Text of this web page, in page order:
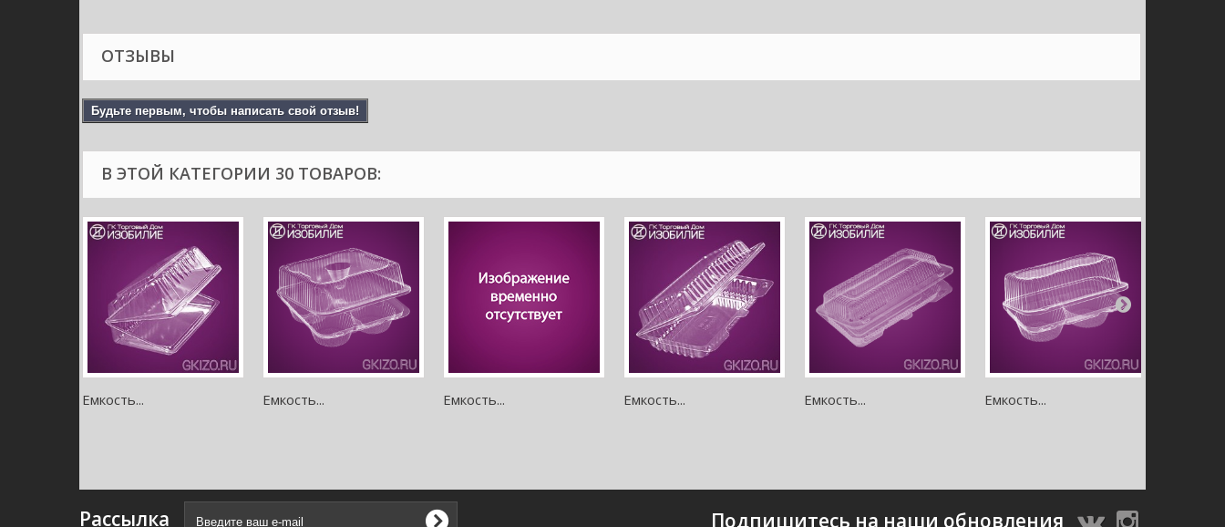
ОТЗЫВЫ
Будьте первым, чтобы написать свой отзыв!
В ЭТОЙ КАТЕГОРИИ 30 ТОВАРОВ:
Емкость... Емкость... Емкость... Емкость... Емкость... Емкость...
Рассылка Подпишитесь на наши обновления